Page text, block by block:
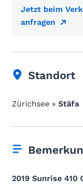
Jetzt beim
anfragen
Standort
Zürichsee » Stäfa
2019 Sunrise 410